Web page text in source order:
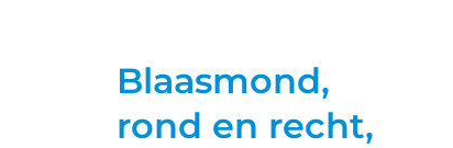
Blaasmond,
rond en recht,